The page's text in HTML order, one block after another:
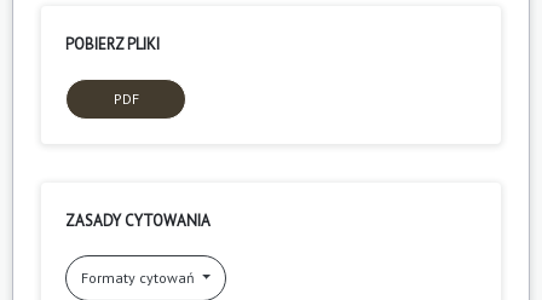
POBIERZ PLIKI
PDF
ZASADY CYTOWANIA
Formaty cytowań